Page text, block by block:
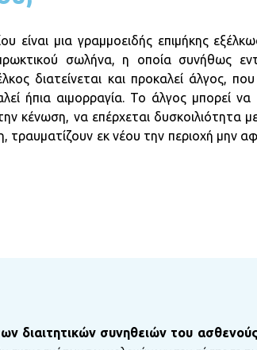
είναι μια γραμμοειδής επιμήκης
σωλήνα, η οποία συνήθως
διατείνεται και προκαλεί άλγος, που
ήπια αιμορραγία. Το άλγος μπορεί να
κένωση, να επέρχεται δυσκοιλιότητα
τραυματίζουν εκ νέου την περιοχή μην
διαιτητικών συνηθειών του ασθενούς